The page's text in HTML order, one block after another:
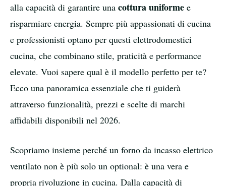
alla capacità di garantire una cottura uniforme e
risparmiare energia. Sempre più appassionati di cucina
e professionisti optano per questi elettrodomestici
cucina, che combinano stile, praticità e performance
elevate. Vuoi sapere qual è il modello perfetto per te?
Ecco una panoramica essenziale che ti guiderà
attraverso funzionalità, prezzi e scelte di marchi
affidabili disponibili nel 2026.
Scopriamo insieme perché un forno da incasso elettrico
ventilato non è più solo un optional: è una vera e
propria rivoluzione in cucina. Dalla capacità di